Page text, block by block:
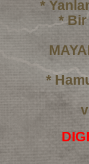
*
*
*